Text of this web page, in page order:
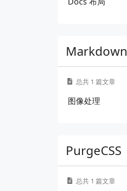
Markdown
总共 1 篇文章
图像处理
PurgeCSS
总共 1 篇文章